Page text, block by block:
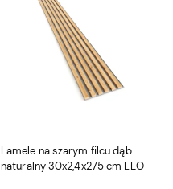
Lamele na szarym filcu dąb
naturalny 30x2,4x275 cm LEO